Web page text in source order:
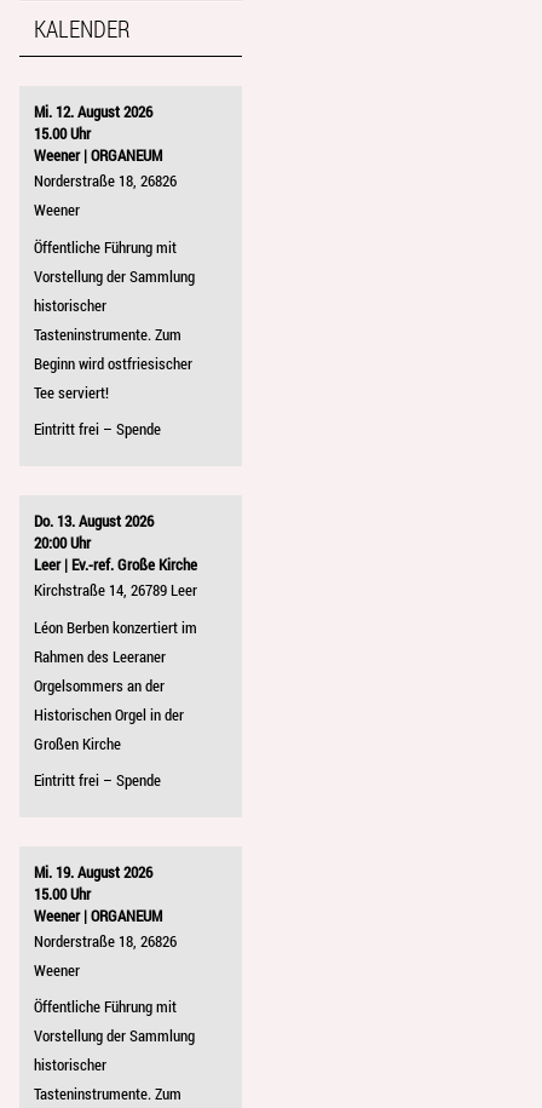
KALENDER
Mi. 12. August 2026
15.00 Uhr
Weener | ORGANEUM
Norderstraße 18, 26826
Weener
Öffentliche Führung mit
Vorstellung der Sammlung
historischer
Tasteninstrumente. Zum
Beginn wird ostfriesischer
Tee serviert!
Eintritt frei – Spende
Do. 13. August 2026
20:00 Uhr
Leer | Ev.-ref. Große Kirche
Kirchstraße 14, 26789 Leer
Léon Berben konzertiert im
Rahmen des Leeraner
Orgelsommers an der
Historischen Orgel in der
Großen Kirche
Eintritt frei – Spende
Mi. 19. August 2026
15.00 Uhr
Weener | ORGANEUM
Norderstraße 18, 26826
Weener
Öffentliche Führung mit
Vorstellung der Sammlung
historischer
Tasteninstrumente. Zum